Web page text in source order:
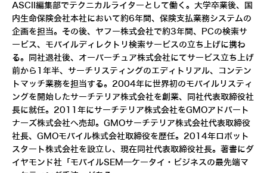
ASCII編集部でテクニカルライターとして働く。大学卒業後、国
内生命保険会社本社において約6年間、保険支払業務システムの
企画を担当。その後、ヤフー株式会社で約3年間、PCの検索サ
ービス、モバイルディレクトリ検索サービスの立ち上げに携わ
る。同社退社後、オーバーチュア株式会社にてサービス立ち上げ
前から1年半、サーチリスティングのエディトリアル、コンテン
トマッチ業務を担当する。2004年に世界初のモバイルリスティ
ングを開始したサーチテリア株式会社を創業、同社代表取締役社
長に就任。2011年にサーチテリア株式会社をGMOアドパート
ナーズ株式会社へ売却。GMOサーチテリア株式会社代表取締役
社長、GMOモバイル株式会社取締役を歴任。2014年ロボット
スタート株式会社を設立し、現在同社代表取締役社長。著書にダ
イヤモンド社「モバイルSEM―ケータイ・ビジネスの最先端マ